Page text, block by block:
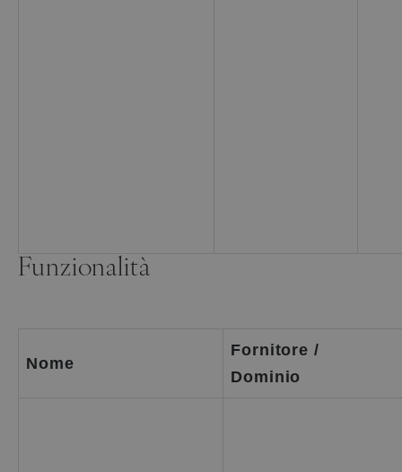
Funzionalità
Nome
Fornitore /
Dominio